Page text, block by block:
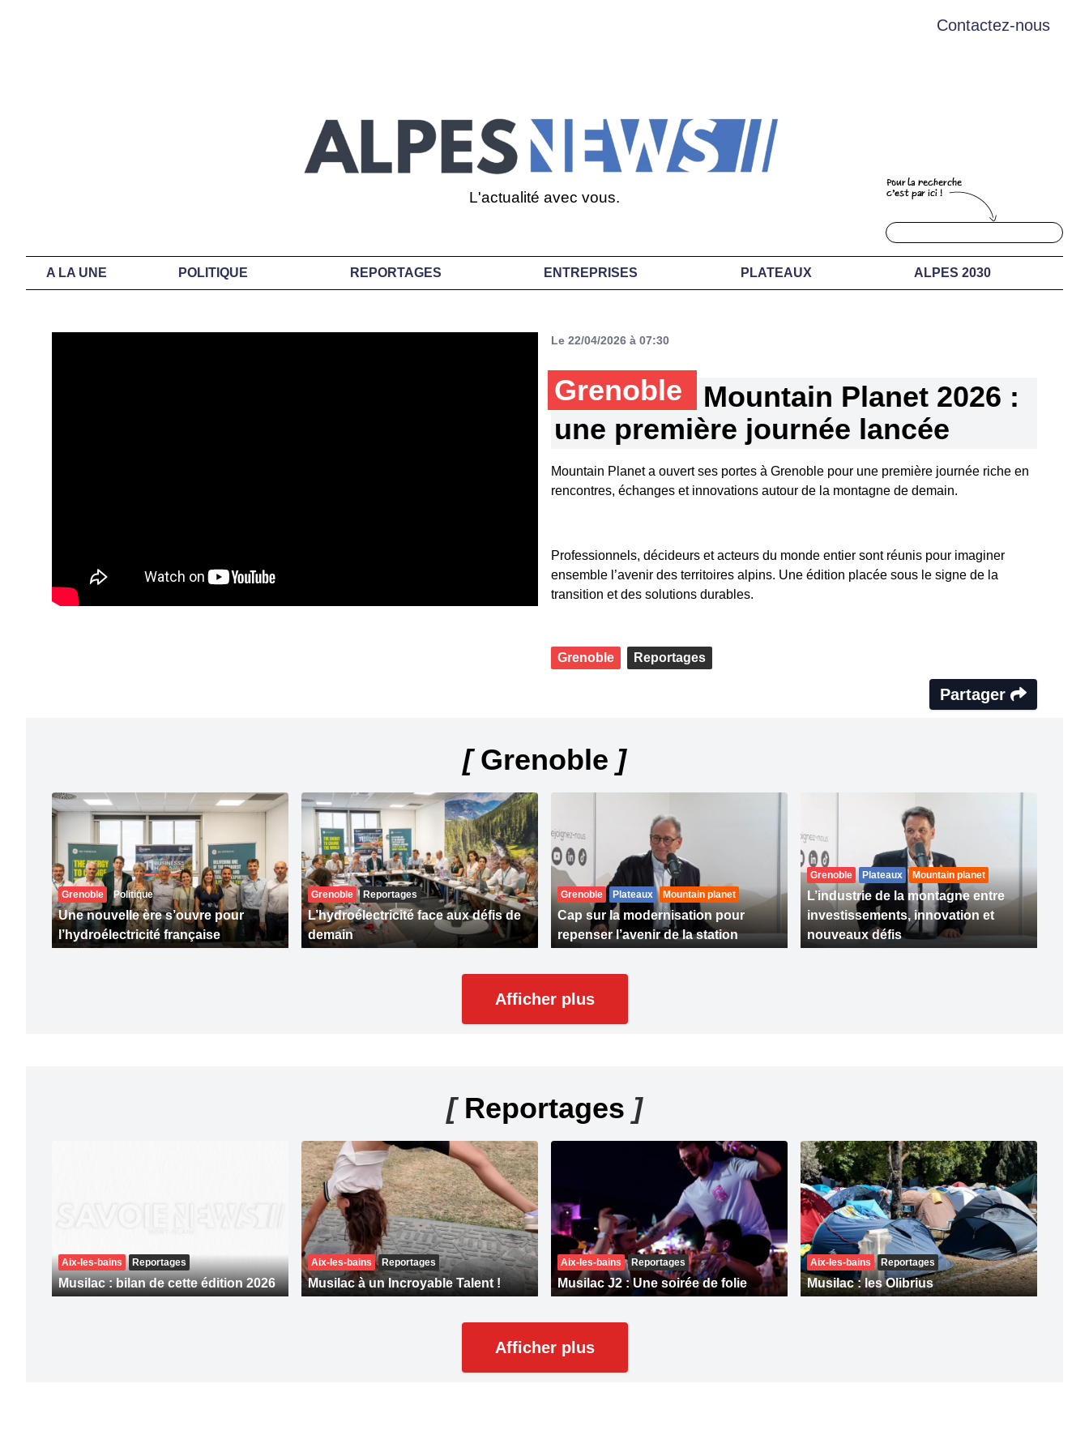
Contactez-nous
L'actualité avec vous.
A LA UNE POLITIQUE REPORTAGES ENTREPRISES PLATEAUX ALPES 2030
Le 22/04/2026 à 07:30
Grenoble
Mountain Planet 2026 :
une première journée lancée
Mountain Planet a ouvert ses portes à Grenoble pour une première journée riche en
rencontres, échanges et innovations autour de la montagne de demain.
Professionnels, décideurs et acteurs du monde entier sont réunis pour imaginer
ensemble l’avenir des territoires alpins. Une édition placée sous le signe de la
transition et des solutions durables.
Grenoble Reportages
Partager
[Grenoble ]
Grenoble Politique
Une nouvelle ère s’ouvre pour
l’hydroélectricité française
Grenoble Reportages
L’hydroélectricité face aux défis de
demain
Grenoble Plateaux Mountain planet
Cap sur la modernisation pour
repenser l’avenir de la station
Grenoble Plateaux Mountain planet
L’industrie de la montagne entre
investissements, innovation et
nouveaux défis
Afficher plus
[Reportages ]
Aix-les-bains Reportages
Musilac : bilan de cette édition 2026
Aix-les-bains Reportages
Musilac à un Incroyable Talent !
Aix-les-bains Reportages
Musilac J2 : Une soirée de folie
Aix-les-bains Reportages
Musilac : les Olibrius
Afficher plus